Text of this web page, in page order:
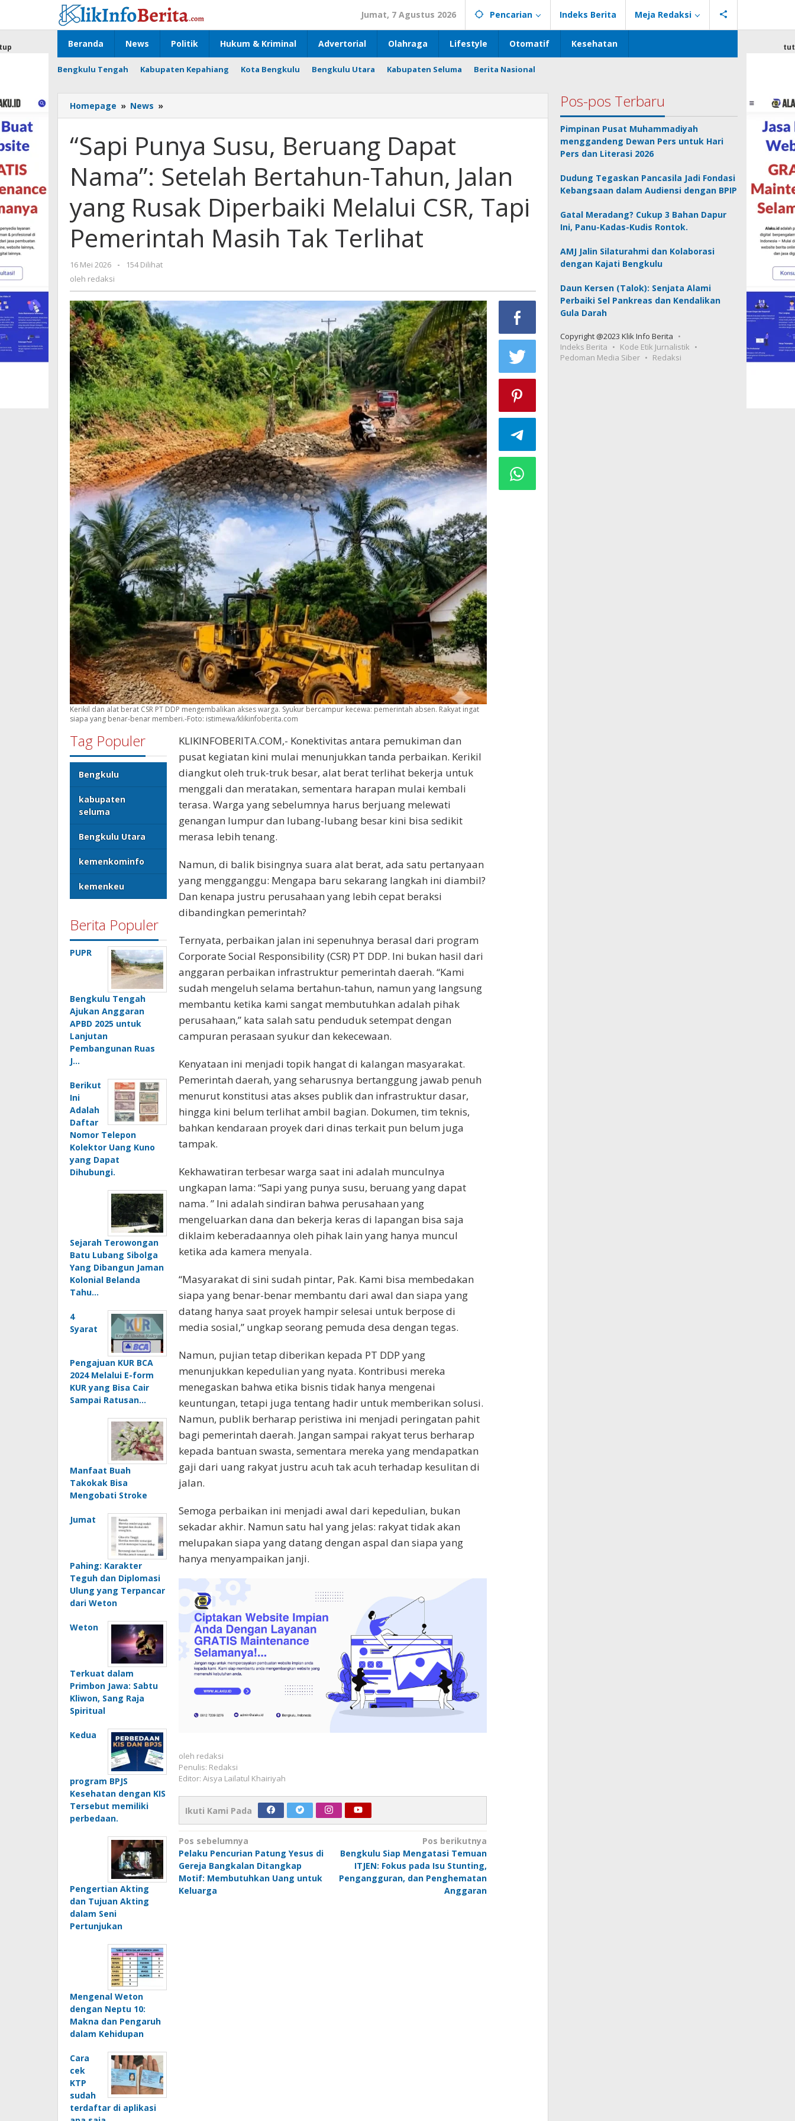
konten
Jumat, 7 Agustus 2026 Pencarian Indeks Berita Meja Redaksi
Beranda News Politik Hukum & Kriminal Advertorial Olahraga Lifestyle Otomatif Kesehatan
Bengkulu Tengah Kabupaten Kepahiang Kota Bengkulu Bengkulu Utara Kabupaten Seluma Berita Nasional
Homepage » News »
Punya
Beruang
Dapat
Nama":
Setelah
Tahun,
Jalan
yang
Rusak
Tapi
Pemerintah
Masih
Tak
Terlihat
“Sapi Punya Susu, Beruang Dapat
Nama”: Setelah Bertahun-Tahun, Jalan
yang Rusak Diperbaiki Melalui CSR, Tapi
Pemerintah Masih Tak Terlihat
16 Mei 2026
oleh
-
154 Dilihat
oleh redaksi
Kerikil dan alat berat CSR PT DDP mengembalikan akses warga. Syukur bercampur kecewa: pemerintah absen. Rakyat ingat
siapa yang benar-benar memberi.-Foto: istimewa/klikinfoberita.com
Tag Populer
Bengkulu
kabupaten
seluma
Bengkulu Utara
kemenkominfo
kemenkeu
Berita Populer
PUPR
Bengkulu Tengah
Ajukan Anggaran
APBD 2025 untuk
Lanjutan
Pembangunan Ruas
J…
Berikut
Ini
Adalah
Daftar
Nomor Telepon
Kolektor Uang Kuno
yang Dapat
Dihubungi.
Sejarah Terowongan
Batu Lubang Sibolga
Yang Dibangun Jaman
Kolonial Belanda
Tahu…
4
Syarat
Pengajuan KUR BCA
2024 Melalui E-form
KUR yang Bisa Cair
Sampai Ratusan…
Manfaat Buah
Takokak Bisa
Mengobati Stroke
Jumat
Pahing: Karakter
Teguh dan Diplomasi
Ulung yang Terpancar
dari Weton
Weton
Terkuat dalam
Primbon Jawa: Sabtu
Kliwon, Sang Raja
Spiritual
Kedua
program BPJS
Kesehatan dengan KIS
Tersebut memiliki
perbedaan.
Pengertian Akting
dan Tujuan Akting
dalam Seni
Pertunjukan
Mengenal Weton
dengan Neptu 10:
Makna dan Pengaruh
dalam Kehidupan
Cara
cek
KTP
sudah
terdaftar di aplikasi
KLIKINFOBERITA.COM,- Konektivitas antara pemukiman dan
pusat kegiatan kini mulai menunjukkan tanda perbaikan. Kerikil
diangkut oleh truk-truk besar, alat berat terlihat bekerja untuk
menggali dan meratakan, sementara harapan mulai kembali
terasa. Warga yang sebelumnya harus berjuang melewati
genangan lumpur dan lubang-lubang besar kini bisa sedikit
merasa lebih tenang.
Namun, di balik bisingnya suara alat berat, ada satu pertanyaan
yang mengganggu: Mengapa baru sekarang langkah ini diambil?
Dan kenapa justru perusahaan yang lebih cepat beraksi
dibandingkan pemerintah?
Ternyata, perbaikan jalan ini sepenuhnya berasal dari program
Corporate Social Responsibility (CSR) PT DDP. Ini bukan hasil dari
anggaran perbaikan infrastruktur pemerintah daerah. “Kami
sudah mengeluh selama bertahun-tahun, namun yang langsung
membantu ketika kami sangat membutuhkan adalah pihak
perusahaan,” kata salah satu penduduk setempat dengan
campuran perasaan syukur dan kekecewaan.
Kenyataan ini menjadi topik hangat di kalangan masyarakat.
Pemerintah daerah, yang seharusnya bertanggung jawab penuh
menurut konstitusi atas akses publik dan infrastruktur dasar,
hingga kini belum terlihat ambil bagian. Dokumen, tim teknis,
bahkan kendaraan proyek dari dinas terkait pun belum juga
tampak.
Kekhawatiran terbesar warga saat ini adalah munculnya
ungkapan lama: “Sapi yang punya susu, beruang yang dapat
nama. ” Ini adalah sindiran bahwa perusahaan yang
mengeluarkan dana dan bekerja keras di lapangan bisa saja
diklaim keberadaannya oleh pihak lain yang hanya muncul
ketika ada kamera menyala.
“Masyarakat di sini sudah pintar, Pak. Kami bisa membedakan
siapa yang benar-benar membantu dari awal dan siapa yang
datang hanya saat proyek hampir selesai untuk berpose di
media sosial,” ungkap seorang pemuda desa dengan tegas.
Namun, pujian tetap diberikan kepada PT DDP yang
menunjukkan kepedulian yang nyata. Kontribusi mereka
menegaskan bahwa etika bisnis tidak hanya mengenai
keuntungan, tetapi juga tentang hadir untuk memberikan solusi.
Namun, publik berharap peristiwa ini menjadi peringatan pahit
bagi pemerintah daerah. Jangan sampai rakyat terus berharap
kepada bantuan swasta, sementara mereka yang mendapatkan
gaji dari uang rakyat justru acuh tak acuh terhadap kesulitan di
jalan.
Semoga perbaikan ini menjadi awal dari kepedulian, bukan
sekadar akhir. Namun satu hal yang jelas: rakyat tidak akan
melupakan siapa yang datang dengan aspal dan siapa yang
hanya menyampaikan janji.
oleh redaksi
Penulis: Redaksi
Editor: Aisya Lailatul Khairiyah
Ikuti Kami Pada
Navigasi
pos
Pos sebelumnya
Pelaku Pencurian Patung Yesus di
Gereja Bangkalan Ditangkap
Motif: Membutuhkan Uang untuk
Keluarga
Pos berikutnya
Bengkulu Siap Mengatasi Temuan
ITJEN: Fokus pada Isu Stunting,
Pengangguran, dan Penghematan
Anggaran
Pos-pos Terbaru
Pimpinan Pusat Muhammadiyah
menggandeng Dewan Pers untuk Hari
Pers dan Literasi 2026
Dudung Tegaskan Pancasila Jadi Fondasi
Kebangsaan dalam Audiensi dengan BPIP
Gatal Meradang? Cukup 3 Bahan Dapur
Ini, Panu-Kadas-Kudis Rontok.
AMJ Jalin Silaturahmi dan Kolaborasi
dengan Kajati Bengkulu
Daun Kersen (Talok): Senjata Alami
Perbaiki Sel Pankreas dan Kendalikan
Gula Darah
Copyright @2023 Klik Info Berita
Indeks Berita
Kode Etik Jurnalistik
Pedoman Media Siber
Redaksi